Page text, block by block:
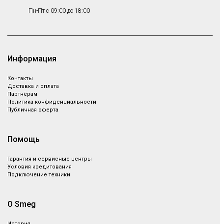
Пн-Пт с 09:00 до 18:00
Информация
Контакты
Доставка и оплата
Партнёрам
Политика конфиденциальности
Публичная оферта
Помощь
Гарантия и сервисные центры
Условия кредитования
Подключение техники
О Smeg